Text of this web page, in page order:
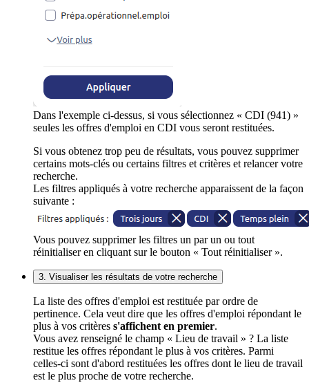
Dans l'exemple ci-dessus, si vous sélectionnez « CDI (941) »
seules les offres d'emploi en CDI vous seront restituées.
Si vous obtenez trop peu de résultats, vous pouvez supprimer
certains mots-clés ou certains filtres et critères et relancer votre
recherche.
Les filtres appliqués à votre recherche apparaissent de la façon
suivante :
Vous pouvez supprimer les filtres un par un ou tout
réinitialiser en cliquant sur le bouton « Tout réinitialiser ».
3. Visualiser les résultats de votre recherche
La liste des offres d'emploi est restituée par ordre de
pertinence. Cela veut dire que les offres d'emploi répondant le
plus à vos critères s'affichent en premier.
Vous avez renseigné le champ « Lieu de travail » ? La liste
restitue les offres répondant le plus à vos critères. Parmi
celles-ci sont d'abord restituées les offres dont le lieu de travail
est le plus proche de votre recherche.